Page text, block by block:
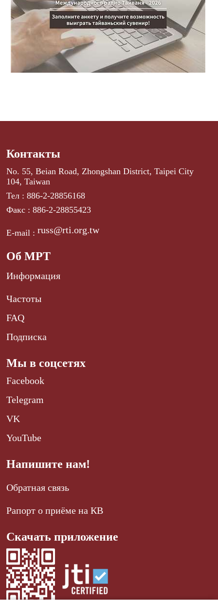
Контакты
No. 55, Beian Road, Zhongshan District, Taipei City
104, Taiwan
Тел : 886-2-28856168
Факс : 886-2-28855423
E-mail :russ@rti.org.tw
Об МРТ
Информация
Частоты
FAQ
Подписка
Мы в соцсетях
Facebook
Telegram
VK
YouTube
Напишите нам!
Обратная связь
Рапорт о приёме на КВ
Скачать приложение